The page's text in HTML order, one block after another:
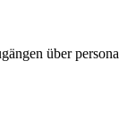
über